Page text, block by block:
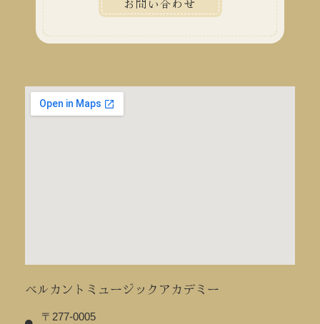
お問い合わせ
ベルカントミュージックアカデミー
〒277-0005